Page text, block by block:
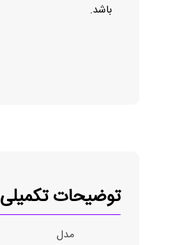
باشد.
توضیحات تکمیلی
مدل